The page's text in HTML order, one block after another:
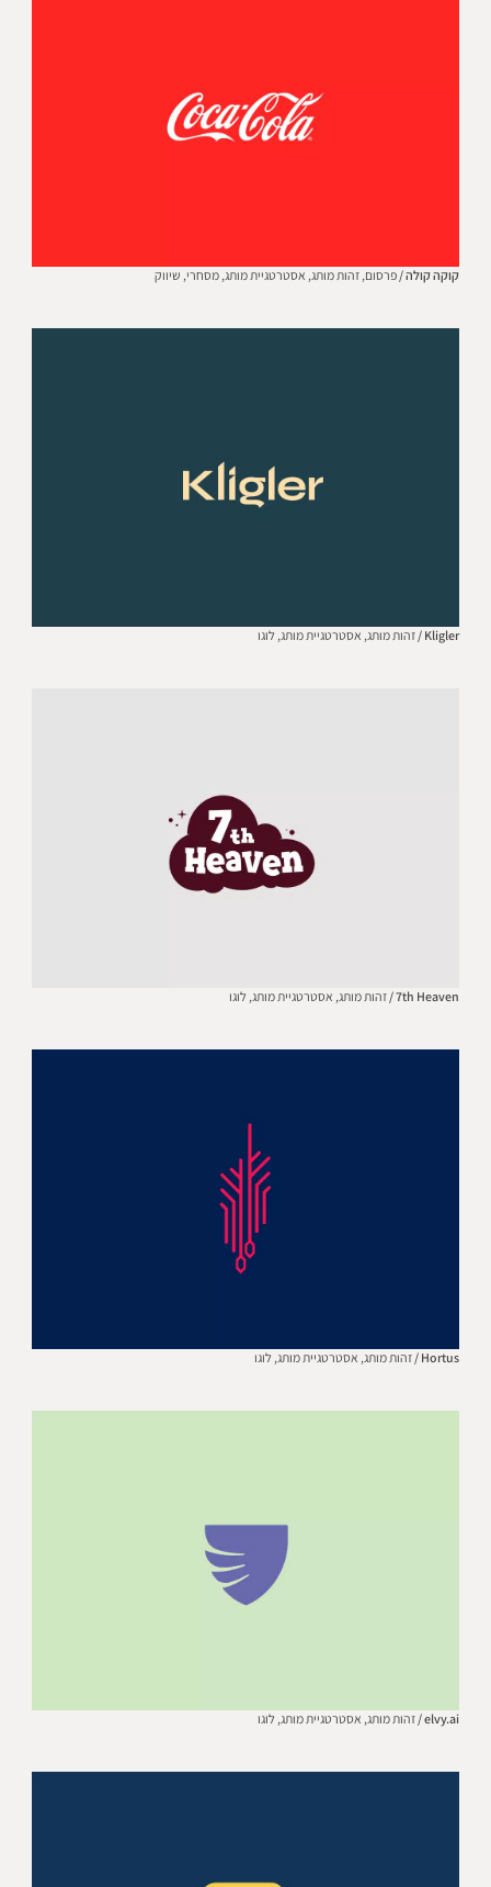
קוקה קולה / פרסום, זהות מותג, אסטרטגיית מותג, מסחרי, שיווק
Kligler / זהות מותג, אסטרטגיית מותג, לוגו
7th Heaven / זהות מותג, אסטרטגיית מותג, לוגו
Hortus / זהות מותג, אסטרטגיית מותג, לוגו
elvy.ai / זהות מותג, אסטרטגיית מותג, לוגו